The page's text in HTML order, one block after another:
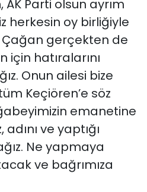
AK Parti olsun ayrım
herkesin oy birliğiyle
gerçekten de
için hatıralarını
Onun ailesi bize
Keçiören’e söz
emanetine
ve yaptığı
Ne yapmaya
ve bağrımıza